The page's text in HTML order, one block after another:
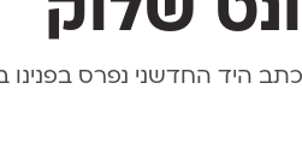
שלוק
היד החדשני נפרס בפנינו